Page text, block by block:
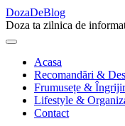
DozaDeBlog
Doza ta zilnica de
Acasa
Recomandări &
Frumusețe &
Lifestyle &
Contact